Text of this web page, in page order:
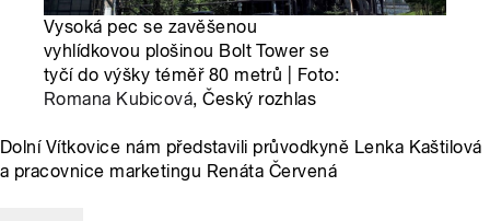
Vysoká pec se zavěšenou
vyhlídkovou plošinou Bolt Tower se
tyčí do výšky téměř 80 metrů | Foto:
Romana Kubicová, Český rozhlas
Dolní Vítkovice nám představili průvodkyně Lenka Kaštilová
a pracovnice marketingu Renáta Červená